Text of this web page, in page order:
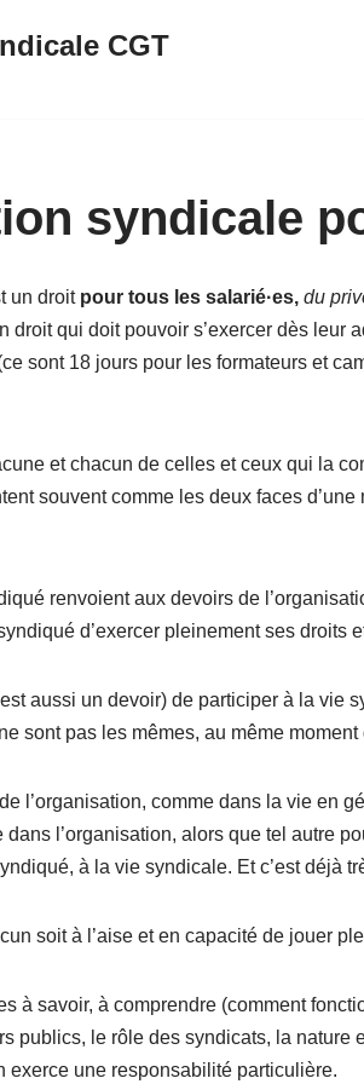
CGT
syndicale
un droit pour tous les salarié·es, du
droit qui doit pouvoir s’exercer dès
sont 18 jours pour les formateurs et
et chacun de celles et ceux qui la
souvent comme les deux faces
renvoient aux devoirs de
d’exercer pleinement ses droits
aussi un devoir) de participer à la vie
sont pas les mêmes, au même
l’organisation, comme dans la vie en
l’organisation, alors que tel autre
à la vie syndicale. Et c’est déjà
soit à l’aise et en capacité de jouer
à savoir, à comprendre (comment
publics, le rôle des syndicats, la
exerce une responsabilité particulière.